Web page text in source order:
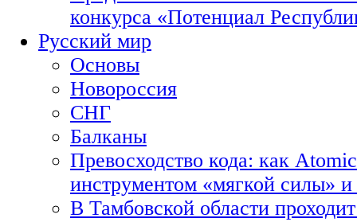
конкурса «Потенциал
Русский мир
Основы
Новороссия
СНГ
Балканы
Превосходство кода: как
инструментом «мягкой силы» и
В Тамбовской области